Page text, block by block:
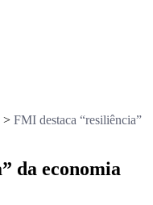
> FMI destaca “resiliência”
da economia